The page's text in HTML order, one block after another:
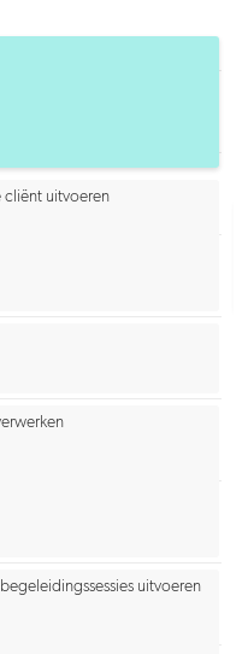
cliënt uitvoeren
uitvoeren